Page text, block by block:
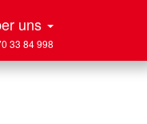
uns
33 84 998